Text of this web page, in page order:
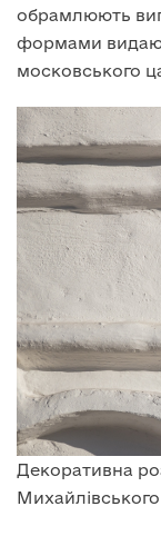
обрамлюють
формами
московського
Декоративна